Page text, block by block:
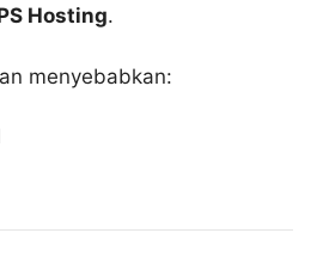
Hosting.
menyebabkan: